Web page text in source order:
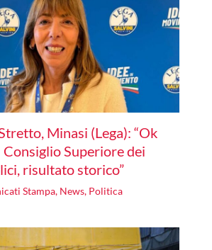
Minasi (Lega): “Ok
Consiglio Superiore dei
risultato storico”
Stampa, News, Politica